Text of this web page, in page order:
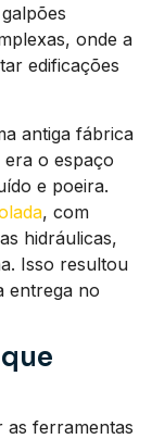
onde a
edificações
antiga fábrica
era o espaço
e poeira.
, com
hidráulicas,
Isso resultou
entrega no
as ferramentas